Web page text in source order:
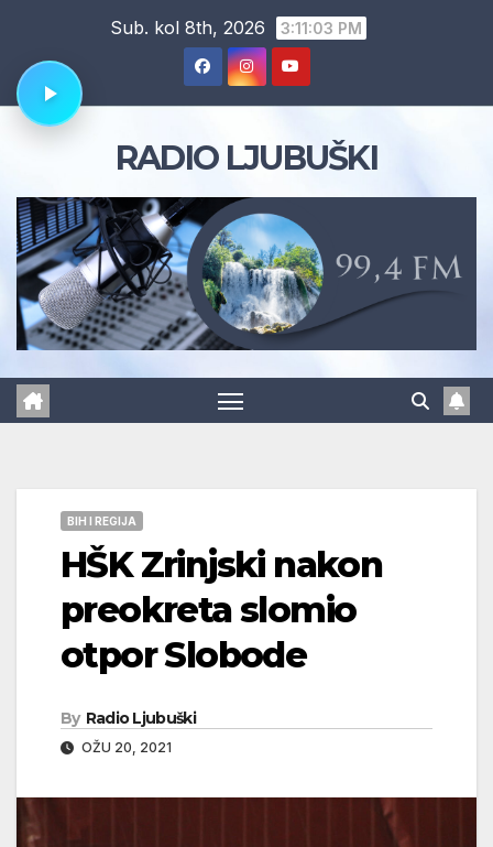
content
Sub. kol 8th, 2026 3:11:04 PM
RADIO LJUBUŠKI
BIH I REGIJA
HŠK Zrinjski nakon
preokreta slomio
otpor Slobode
By Radio Ljubuški
OŽU 20, 2021